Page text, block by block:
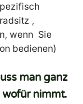
,
wenn Sie
bedienen)
man ganz
wofür nimmt.